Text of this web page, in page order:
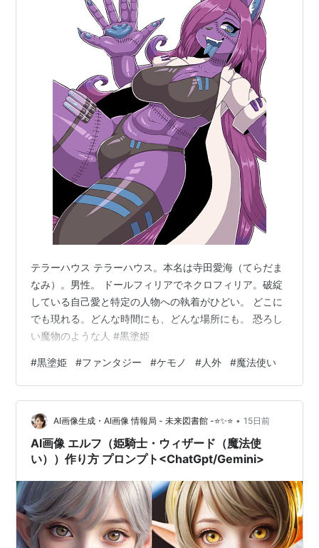
テラーハウス テラーハウス。本名は寺田愛海（てらだま
なみ）。男性。 ドールフィリアでネクロフィリア。破綻
している自己愛と特定の人物への執着がひどい。 どこに
でも現れる。どんな時間にも、どんな場所にも。 恐ろし
い魔物のような人 #黒塗姫
#黒塗姫 #ファンタジー #ケモノ #人外 #魔法使い
AI画像生成・AI画像 情報局 - 未来図書館 -⭐✨⭐ • 15日前
AI画像 エルフ（姫騎士・ウィザード（魔法使
い））作り方 プロンプト<ChatGpt/Gemini>